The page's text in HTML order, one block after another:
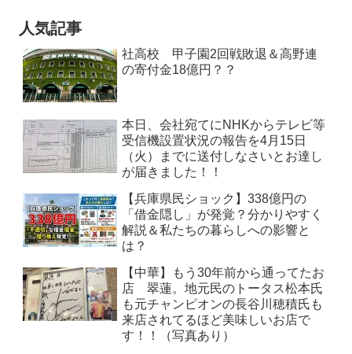
人気記事
社高校 甲子園2回戦敗退＆高野連
の寄付金18億円？？
本日、会社宛てにNHKからテレビ等
受信機設置状況の報告を4月15日
（火）までに送付しなさいとお達し
が届きました！！
【兵庫県民ショック】338億円の
「借金隠し」が発覚？分かりやすく
解説＆私たちの暮らしへの影響と
は？
【中華】もう30年前から通ってたお
店 翠蓮。地元民のトータス松本氏
も元チャンピオンの長谷川穂積氏も
来店されてるほど美味しいお店で
す！！（写真あり）